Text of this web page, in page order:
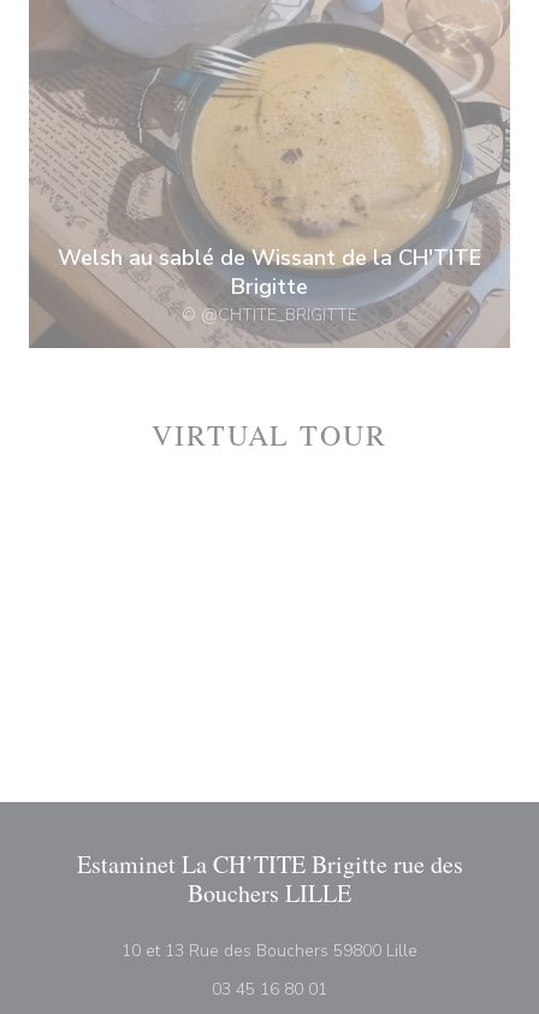
Welsh au sablé de Wissant de la CH'TITE
Brigitte
© @CHTITE_BRIGITTE
VIRTUAL TOUR
Estaminet La CH’TITE Brigitte rue des
Bouchers LILLE
10 et 13 Rue des Bouchers 59800 Lille
03 45 16 80 01